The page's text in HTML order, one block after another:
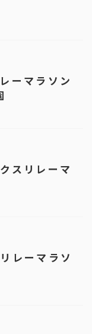
ーマラソン
スリレーマ
レーマラソ